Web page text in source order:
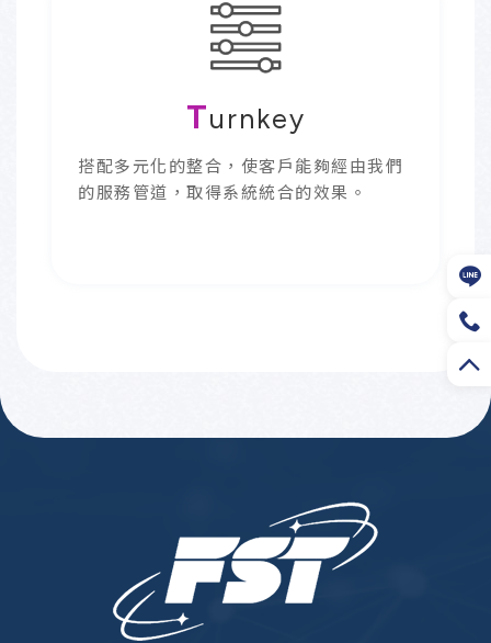
Turnkey
搭配多元化的整合，使客戶能夠經由我們
的服務管道，取得系統統合的效果。